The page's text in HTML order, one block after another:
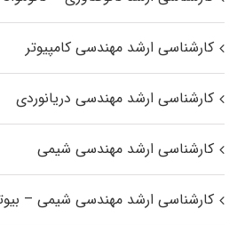
کارشناسی ارشد مهندسی کامپیوتر
کارشناسی ارشد مهندسی دریانوردی
کارشناسی ارشد مهندسی شیمی
کارشناسی ارشد مهندسی شیمی –